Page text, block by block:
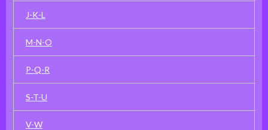
J-K-L
M-N-O
P-Q-R
S-T-U
V-W